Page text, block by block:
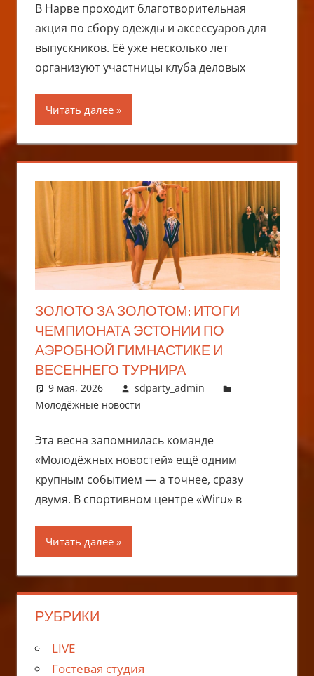
В Нарве проходит благотворительная
акция по сбору одежды и аксессуаров для
выпускников. Её уже несколько лет
организуют участницы клуба деловых
Читать далее
ЗОЛОТО ЗА ЗОЛОТОМ: ИТОГИ
ЧЕМПИОНАТА ЭСТОНИИ ПО
АЭРОБНОЙ ГИМНАСТИКЕ И
ВЕСЕННЕГО ТУРНИРА
9 мая, 2026
sdparty_admin
Молодёжные новости
Эта весна запомнилась команде
«Молодёжных новостей» ещё одним
крупным событием — а точнее, сразу
двумя. В спортивном центре «Wiru» в
Читать далее
РУБРИКИ
LIVE
Гостевая студия